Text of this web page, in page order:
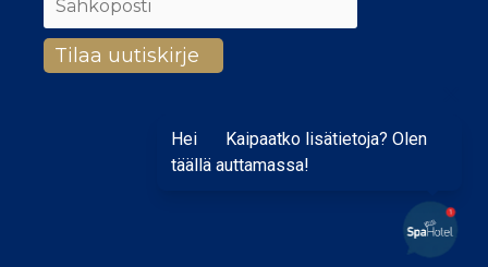
Hei
Kaipaatko lisätietoja? Olen
täällä auttamassa!